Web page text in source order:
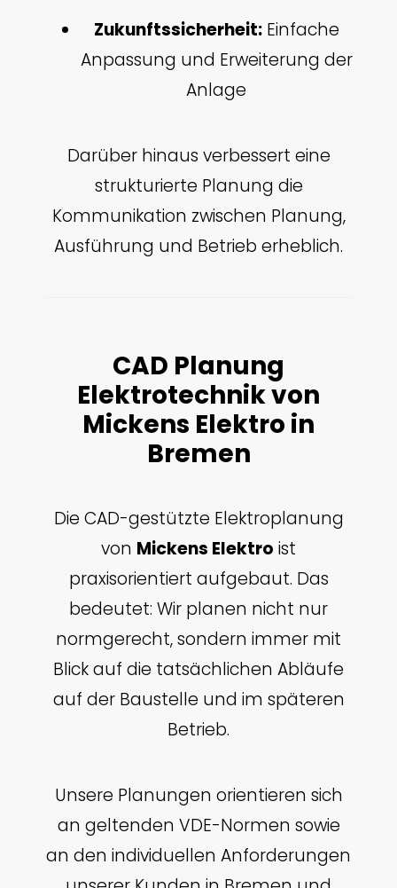
Zukunftssicherheit:Einfache
Anpassung und Erweiterung der
Anlage
Darüber hinaus verbessert eine
strukturierte Planung die
Kommunikation zwischen Planung,
Ausführung und Betrieb erheblich.
CAD Planung
Elektrotechnik von
Mickens Elektro in
Bremen
Die CAD-gestützte Elektroplanung
von Mickens Elektro ist
praxisorientiert aufgebaut. Das
bedeutet: Wir planen nicht nur
normgerecht, sondern immer mit
Blick auf die tatsächlichen Abläufe
auf der Baustelle und im späteren
Betrieb.
Unsere Planungen orientieren sich
an geltenden VDE-Normen sowie
an den individuellen Anforderungen